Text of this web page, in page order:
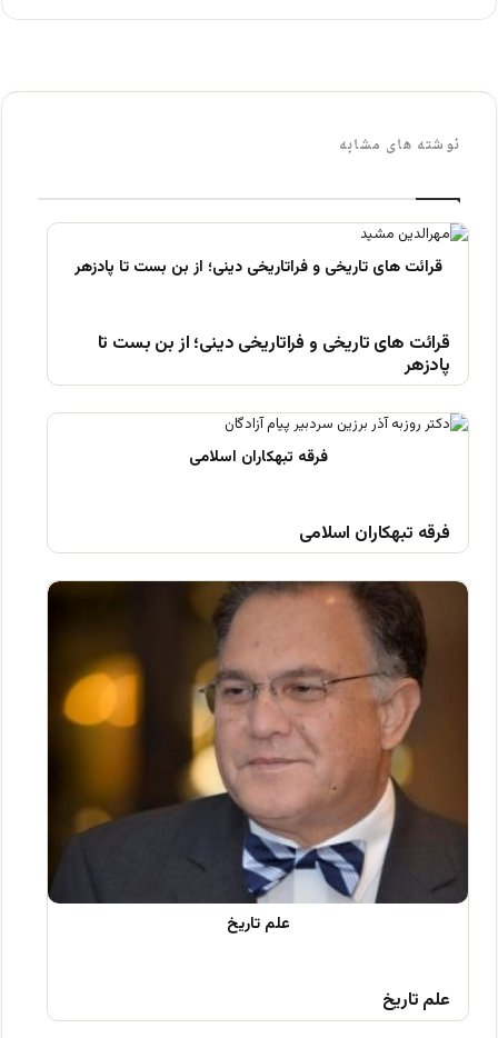
نوشته های مشابه
قرائت های تاریخی و فراتاریخی دینی؛ از بن بست تا
پادزهر
فرقه تبهکاران اسلامی
علم تاریخ